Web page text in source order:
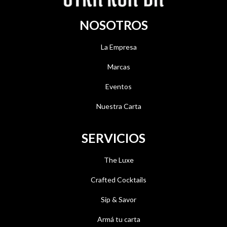
NOSOTROS
La Empresa
Marcas
Eventos
Nuestra Carta
SERVICIOS
The Luxe
Crafted Cocktails
Sip & Savor
Armá tu carta